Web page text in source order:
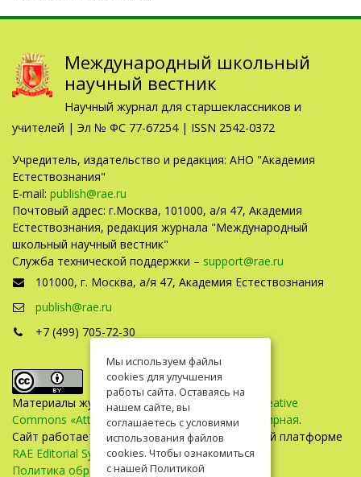
Международный школьный
научный вестник
Научный журнал для старшеклассников и
учителей | Эл № ФС 77-67254 | ISSN 2542-0372
Учредитель, издательство и редакция: АНО "Академия
Естествознания"
E-mail: publish@rae.ru
Почтовый адрес: г.Москва, 101000, а/я 47, Академия
Естествознания, редакция журнала "Международный
школьный научный вестник"
Служба технической поддержки – support@rae.ru
101000, г. Москва, а/я 47, Академия Естествознания
publish@rae.ru
+7 (499) 705-72-30
Материалы журнала доступны по
лицензии Creative
Commons «Attribution» («Атрибуция») 4.0 Всемирная.
Сайт работает на универсальной издательской платформе
RAE Editorial System
Политика обработки персональных данных
Мы используем файлы
cookies для улучшения
работы сайта. Оставаясь на
нашем сайте, вы
соглашаетесь с условиями
использования файлов
cookies. Чтобы ознакомиться
с нашей Политикой